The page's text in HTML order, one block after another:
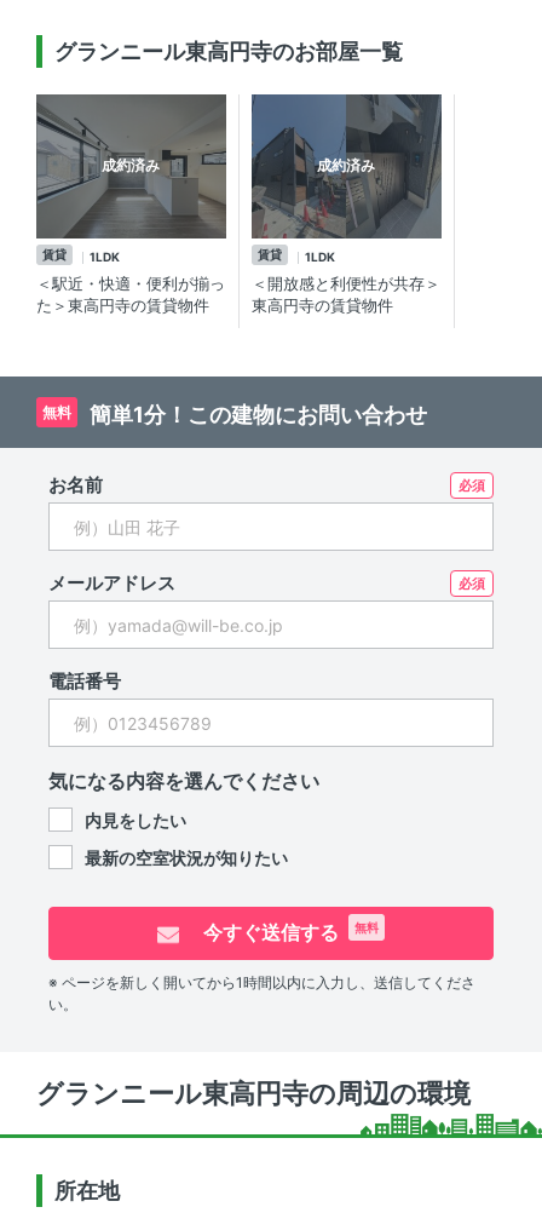
グランニール東高円寺のお部屋一覧
成約済み
賃貸 1LDK
＜駅近・快適・便利が揃っ
た＞東高円寺の賃貸物件
成約済み
賃貸 1LDK
＜開放感と利便性が共存＞
東高円寺の賃貸物件
無料 簡単1分！この建物にお問い合わせ
お名前
メールアドレス
電話番号
気になる内容を選んでください
内見をしたい
最新の空室状況が知りたい
今すぐ送信する 無料
※ ページを新しく開いてから1時間以内に入力し、送信してくださ
い。
グランニール東高円寺の周辺の環境
所在地